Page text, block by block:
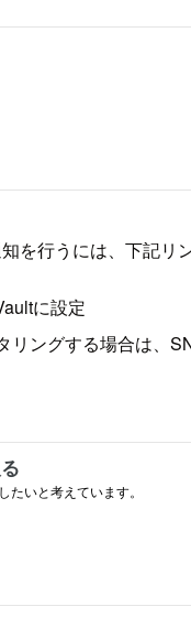
を行うには、下記リ
に設定
ングする場合は、